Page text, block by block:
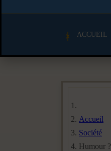
ACCUEIL
Accueil
Société
Humour ?